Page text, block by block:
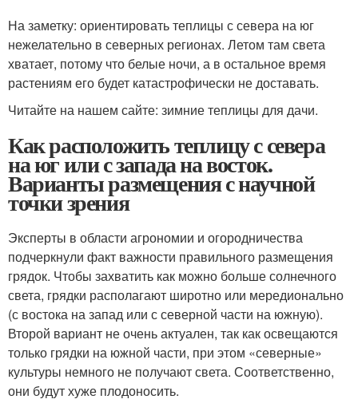
На заметку: ориентировать теплицы с севера на юг
нежелательно в северных регионах. Летом там света
хватает, потому что белые ночи, а в остальное время
растениям его будет катастрофически не доставать.
Читайте на нашем сайте: зимние теплицы для дачи.
Как расположить теплицу с севера
на юг или с запада на восток.
Варианты размещения с научной
точки зрения
Эксперты в области агрономии и огородничества
подчеркнули факт важности правильного размещения
грядок. Чтобы захватить как можно больше солнечного
света, грядки располагают широтно или мередионально
(с востока на запад или с северной части на южную).
Второй вариант не очень актуален, так как освещаются
только грядки на южной части, при этом «северные»
культуры немного не получают света. Соответственно,
они будут хуже плодоносить.